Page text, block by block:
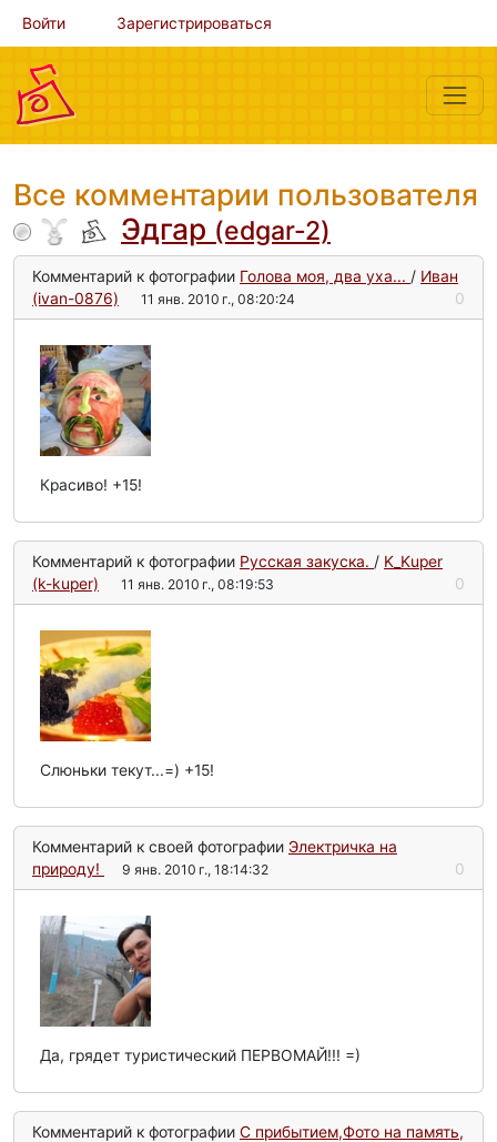
Войти Зарегистрироваться
Все комментарии пользователя
Эдгар (edgar-2)
Комментарий к фотографии Голова моя, два уха... / Иван
(ivan-0876)
11 янв. 2010 г., 08:20:24 0
Красиво! +15!
Комментарий к фотографии Русская закуска. / K_Kuper
(k-kuper)
11 янв. 2010 г., 08:19:53 0
Слюньки текут...=) +15!
Комментарий к своей фотографии Электричка на
природу!
9 янв. 2010 г., 18:14:32 0
Да, грядет туристический ПЕРВОМАЙ!!! =)
Комментарий к фотографии С прибытием,Фото на память,